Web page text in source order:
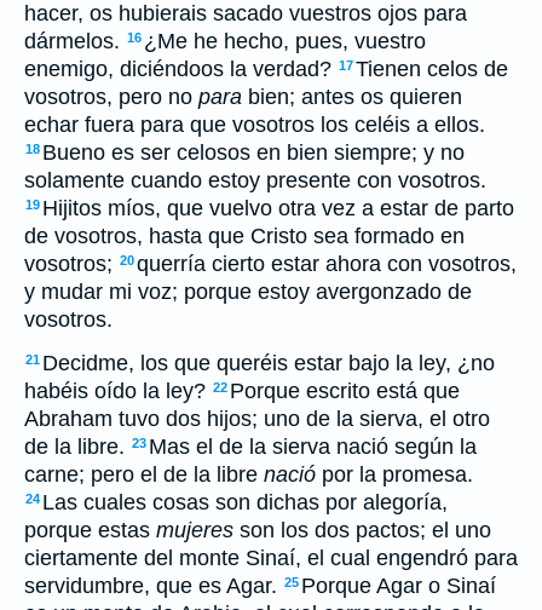
hacer, os hubierais sacado vuestros ojos para
dármelos. 16 ¿Me he hecho, pues, vuestro
enemigo, diciéndoos la verdad? 17Tienen celos de
vosotros, pero no para bien; antes os quieren
echar fuera para que vosotros los celéis a ellos.
18 Bueno es ser celosos en bien siempre; y no
solamente cuando estoy presente con vosotros.
19 Hijitos míos, que vuelvo otra vez a estar de parto
de vosotros, hasta que Cristo sea formado en
vosotros; 20querría cierto estar ahora con vosotros,
y mudar mi voz; porque estoy avergonzado de
vosotros.
21 Decidme, los que queréis estar bajo la ley, ¿no
habéis oído la ley? 22 Porque escrito está que
Abraham tuvo dos hijos; uno de la sierva, el otro
de la libre. 23 Mas el de la sierva nació según la
carne; pero el de la libre nació por la promesa.
24 Las cuales cosas son dichas por alegoría,
porque estas mujeres son los dos pactos; el uno
ciertamente del monte Sinaí, el cual engendró para
servidumbre, que es Agar. 25 Porque Agar o Sinaí